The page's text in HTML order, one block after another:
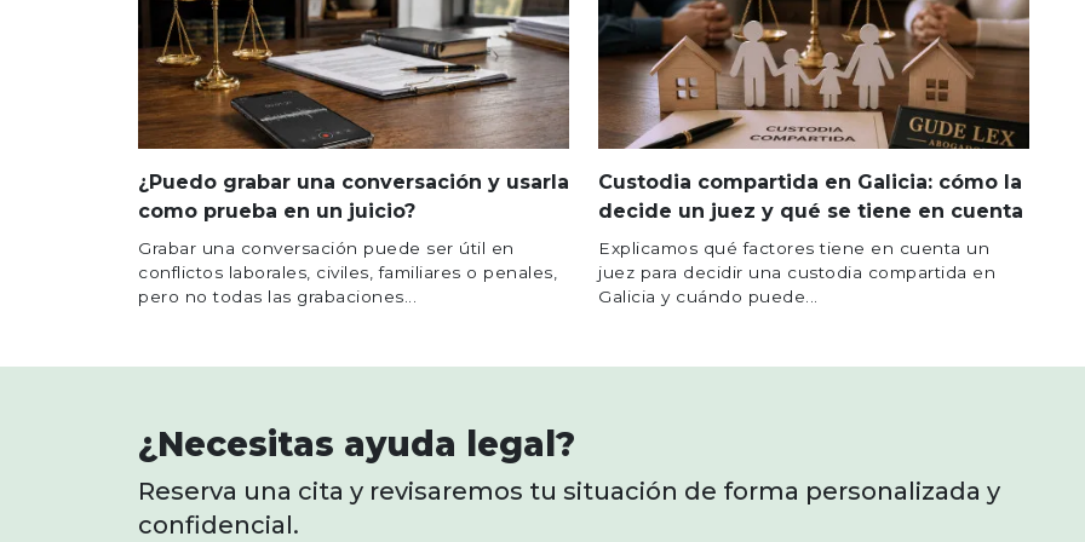
¿Puedo grabar una conversación y usarla
como prueba en un juicio?
Grabar una conversación puede ser útil en
conflictos laborales, civiles, familiares o penales,
pero no todas las grabaciones...
Custodia compartida en Galicia: cómo la
decide un juez y qué se tiene en cuenta
Explicamos qué factores tiene en cuenta un
juez para decidir una custodia compartida en
Galicia y cuándo puede...
¿Necesitas ayuda legal?
Reserva una cita y revisaremos tu situación de forma personalizada y
confidencial.